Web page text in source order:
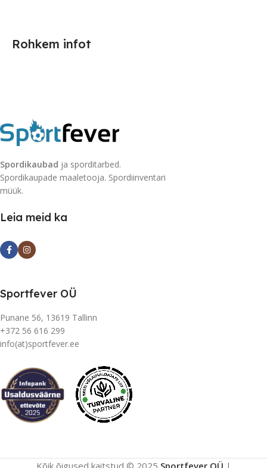
Rohkem infot
Spordikaubad ja sporditarbed.
Spordikaupade maaletooja. Spordiinventari
müük.
Leia meid ka
Sportfever OÜ
Punane 56, 13619 Tallinn
+372 56 616 299
info(at)sportfever.ee